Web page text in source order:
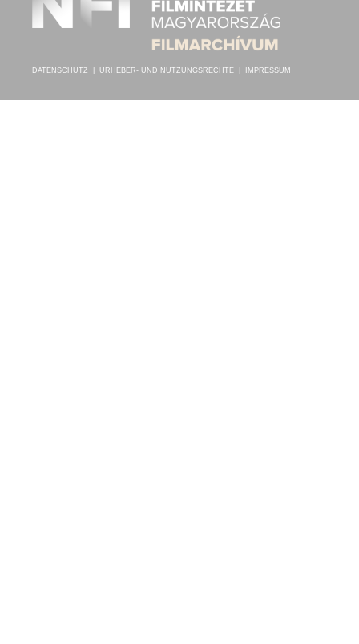
INTERPRET: ISMERETLEN ZENEKAR,MADAM PAULL (SWISS BELL-
DATENSCHUTZ URHEBER- UND NUTZUNGSRECHTE IMPRESSUM